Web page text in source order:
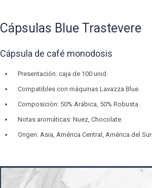
Cápsulas Blue Trastevere
Cápsula de café monodosis
Presentación: caja de 100 unid.
Compatibles con máquinas Lavazza Blue.
Composición: 50% Arábica, 50% Robusta.
Notas aromáticas: Nuez, Chocolate.
Origen: Asia, América Central, América del Sur